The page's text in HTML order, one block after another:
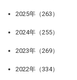
2025年（263）
2024年（255）
2023年（269）
2022年（334）